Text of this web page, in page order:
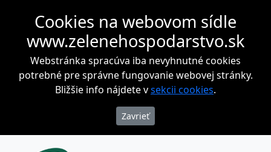
Cookies na webovom sídle
www.zelenehospodarstvo.sk
Webstránka spracúva iba nevyhnutné cookies
potrebné pre správne fungovanie webovej stránky.
Bližšie info nájdete vsekcii cookies.